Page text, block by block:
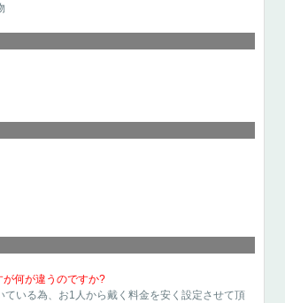
何が違うのですか?
いる為、お1人から戴く料金を安く設定させて頂